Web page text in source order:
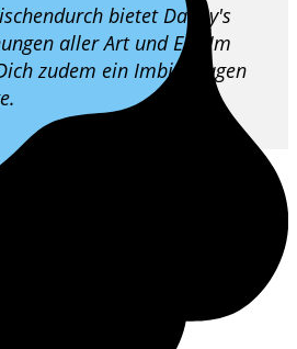
bietet Danny's
aller Art und Eis. Im
zudem ein Imbisswagen